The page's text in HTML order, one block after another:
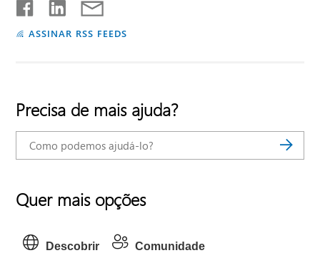
ASSINAR RSS FEEDS
Precisa de mais ajuda?
Quer mais opções
Descobrir Comunidade